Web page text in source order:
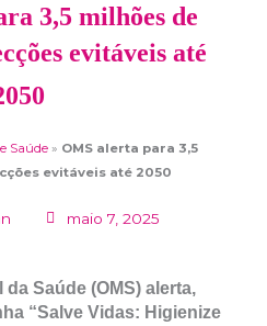
3,5 milhões de
evitáveis até
Saúde » OMS alerta para 3,5
evitáveis até 2050
maio 7, 2025
Saúde (OMS) alerta,
“Salve Vidas: Higienize